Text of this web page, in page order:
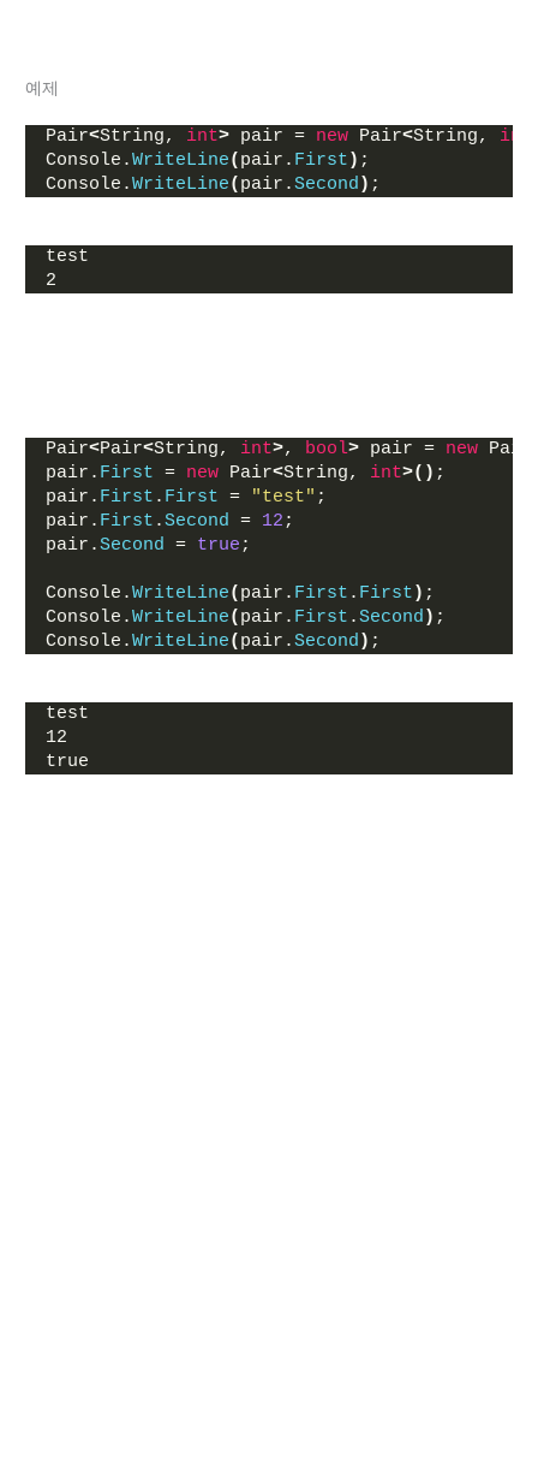
예제
Pair<String, int> pair = new Pair<String, int
Console.WriteLine( pair. First ) ;
Console.WriteLine( pair.Second ) ;
test
2
Pair<Pair<String, int>, bool> pair = new Pair
pair. First = new Pair<String, int>() ;
pair. First . First = "test" ;
pair. First .Second = 12 ;
pair.Second = true ;
Console.WriteLine( pair. First . First ) ;
Console.WriteLine( pair. First .Second ) ;
Console.WriteLine( pair.Second ) ;
test
12
true